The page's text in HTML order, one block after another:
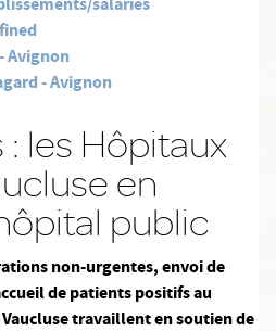
Avignon
- Avignon
les Hôpitaux
en
public
non-urgentes, envoi de
de patients positifs au
travaillent en soutien de